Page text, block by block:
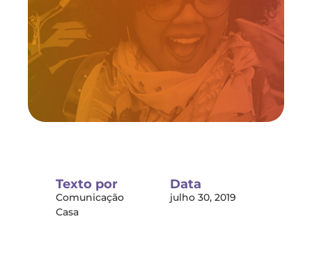
Texto por
Comunicação
Casa
Data
julho 30, 2019